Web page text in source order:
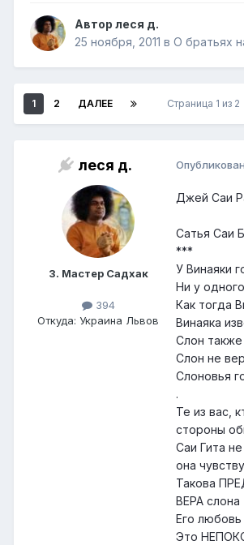
Автор леся д.
25 ноября, 2011 в О братьях
1 2 ДАЛЕЕ Страница 1 из 2
леся д.
3. Мастер Садхак
394
Откуда: Украина Львов
Джей Саи
Сатья Саи
***
У Винаяки
Ни у
Как тогда
Винаяка
Слон
Слон не
Слоновья
.
Те из вас,
стороны
Саи Гита
она
Такова
ВЕРА слона
Его любовь
Это